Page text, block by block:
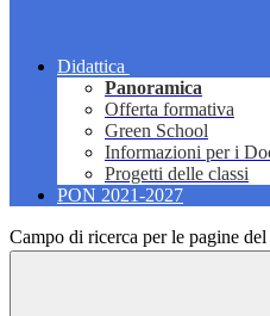
Didattica
Panoramica
Offerta formativa
Green School
Informazioni per i
Progetti delle classi
PON 2021-2027
Campo di ricerca per le pagine